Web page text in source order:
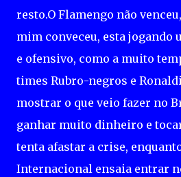
resto.O Flamengo não
mim conveceu, esta jogando
e ofensivo, como a muito
times Rubro-negros e
mostrar o que veio fazer no
ganhar muito dinheiro e
tenta afastar a crise,
Internacional ensaia entrar